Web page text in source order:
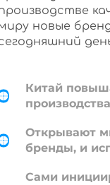
новые
Китай
Открывают
бренды, и
Сами